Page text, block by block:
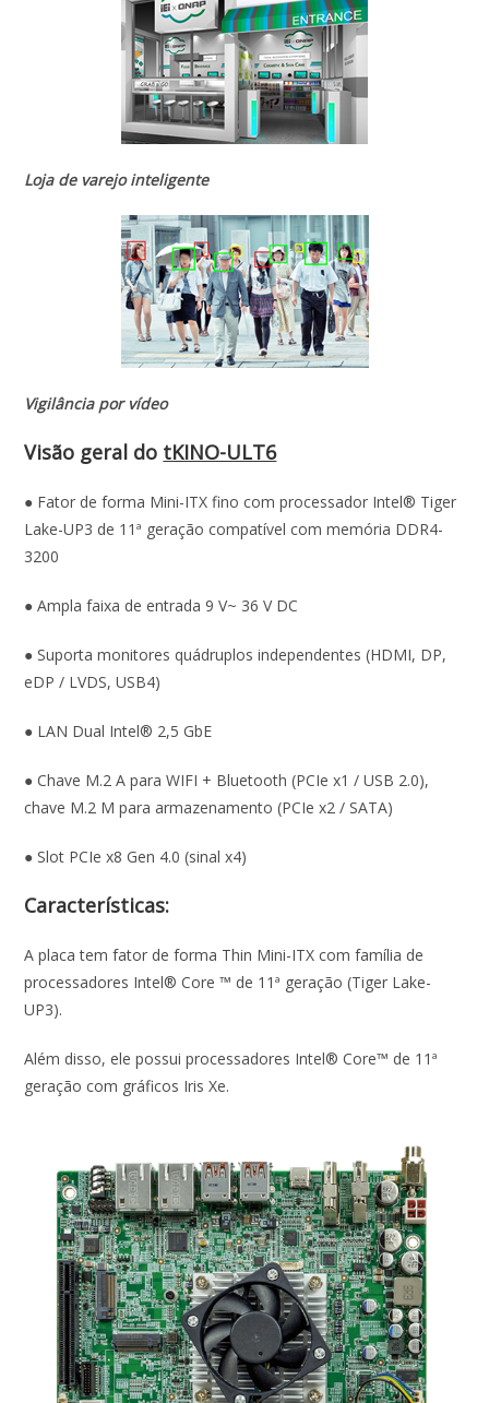
Loja de varejo inteligente
Vigilância por vídeo
Visão geral do tKINO-ULT6
● Fator de forma Mini-ITX fino com processador Intel® Tiger
Lake-UP3 de 11ª geração compatível com memória DDR4-
3200
● Ampla faixa de entrada 9 V~ 36 V DC
● Suporta monitores quádruplos independentes (HDMI, DP,
eDP / LVDS, USB4)
● LAN Dual Intel® 2,5 GbE
● Chave M.2 A para WIFI + Bluetooth (PCIe x1 / USB 2.0),
chave M.2 M para armazenamento (PCIe x2 / SATA)
● Slot PCIe x8 Gen 4.0 (sinal x4)
Características:
A placa tem fator de forma Thin Mini-ITX com família de
processadores Intel® Core ™ de 11ª geração (Tiger Lake-
UP3).
Além disso, ele possui processadores Intel® Core™ de 11ª
geração com gráficos Iris Xe.